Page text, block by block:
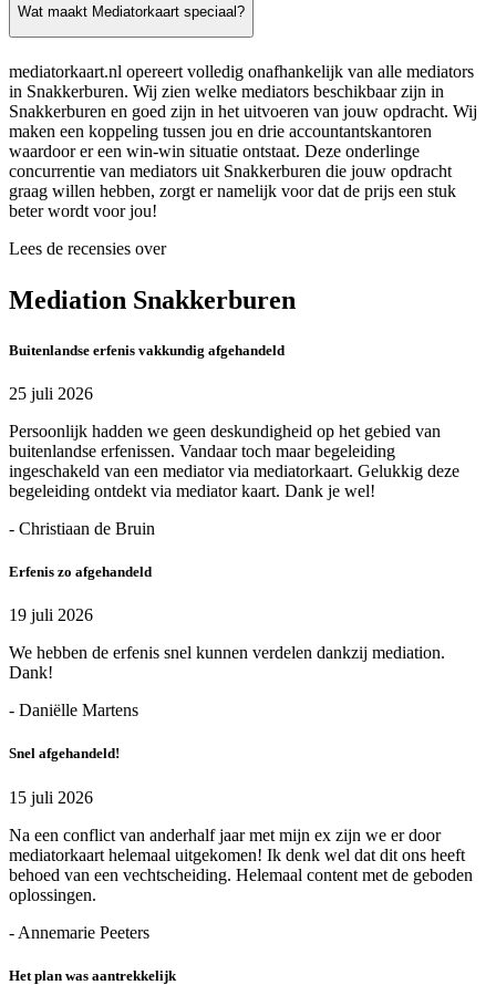
Wat maakt Mediatorkaart speciaal?
mediatorkaart.nl opereert volledig onafhankelijk van alle mediators
in Snakkerburen. Wij zien welke mediators beschikbaar zijn in
Snakkerburen en goed zijn in het uitvoeren van jouw opdracht. Wij
maken een koppeling tussen jou en drie accountantskantoren
waardoor er een win-win situatie ontstaat. Deze onderlinge
concurrentie van mediators uit Snakkerburen die jouw opdracht
graag willen hebben, zorgt er namelijk voor dat de prijs een stuk
beter wordt voor jou!
Lees de recensies over
Mediation Snakkerburen
Buitenlandse erfenis vakkundig afgehandeld
25 juli 2026
Persoonlijk hadden we geen deskundigheid op het gebied van
buitenlandse erfenissen. Vandaar toch maar begeleiding
ingeschakeld van een mediator via mediatorkaart. Gelukkig deze
begeleiding ontdekt via mediator kaart. Dank je wel!
- Christiaan de Bruin
Erfenis zo afgehandeld
19 juli 2026
We hebben de erfenis snel kunnen verdelen dankzij mediation.
Dank!
- Daniëlle Martens
Snel afgehandeld!
15 juli 2026
Na een conflict van anderhalf jaar met mijn ex zijn we er door
mediatorkaart helemaal uitgekomen! Ik denk wel dat dit ons heeft
behoed van een vechtscheiding. Helemaal content met de geboden
oplossingen.
- Annemarie Peeters
Het plan was aantrekkelijk